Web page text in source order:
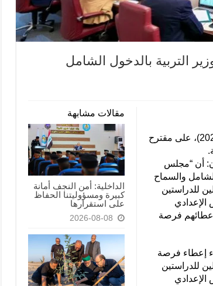
التربية بالدخول الشامل
مقالات مشابهة
الداخلية: أمن النجف أمانة
كبيرة ومسؤوليتنا الحفاظ
على استقرارها
2026-08-08
وافق مجلس الوزراء، اليوم الثلاثاء (15 نيسان 2025)، على مقترح
أن “مجلس
والسماح
للدراستين
الإعدادي
فرصة
إعطاء فرصة
للدراستين
الإعدادي